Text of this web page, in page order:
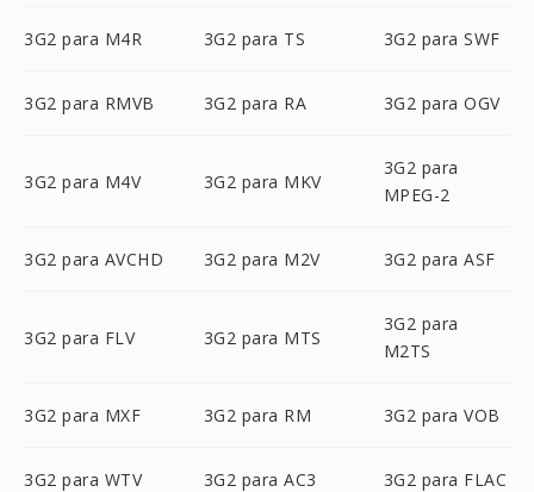
3G2 para M4R 3G2 para TS 3G2 para SWF
3G2 para RMVB 3G2 para RA 3G2 para OGV
3G2 para M4V 3G2 para MKV
3G2 para
MPEG-2
3G2 para AVCHD 3G2 para M2V 3G2 para ASF
3G2 para FLV 3G2 para MTS
3G2 para
M2TS
3G2 para MXF 3G2 para RM 3G2 para VOB
3G2 para WTV 3G2 para AC3 3G2 para FLAC